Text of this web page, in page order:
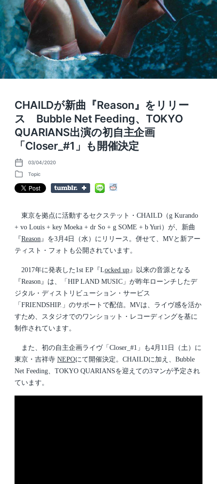
CHAILDが新曲『Reason』をリリー
ス Bubble Net Feeding、TOKYO
QUARIANS出演の初自主企画
「Closer_#1」も開催決定
P
o
t
d
03/04/2020
P
o
s
n
Topic
東京を拠点に活動するセクステット・CHAILD（g Kurando
+ vo Louis + key Moeka + dr So + g SOME + b Yuri）が、新曲
『Reason』を3月4日（水）にリリース。併せて、MVと新アー
ティスト・フォトも公開されています。
2017年に発表した1st EP『Locked up』以来の音源となる
『Reason』は、「HIP LAND MUSIC」が昨年ローンチしたデ
ジタル・ディストリビューション・サービス
「FRIENDSHIP.」のサポートで配信。MVは、ライヴ感を活か
すため、スタジオでのワンショット・レコーディングを基に
制作されています。
また、初の自主企画ライヴ「Closer_#1」も4月11日（土）に
東京・吉祥寺 NEPOにて開催決定。CHAILDに加え、Bubble
Net Feeding、TOKYO QUARIANSを迎えての3マンが予定され
ています。